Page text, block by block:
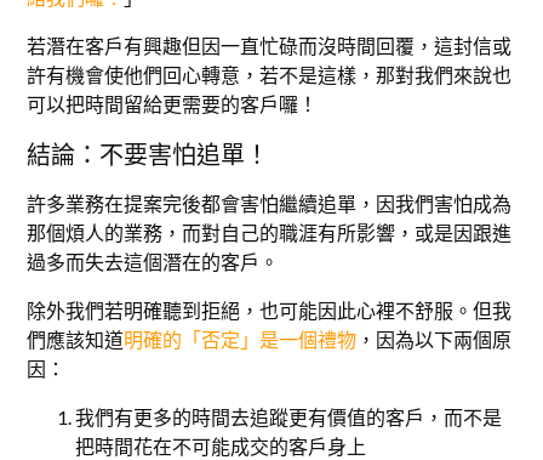
若潛在客戶有興趣但因一直忙碌而沒時間回覆，這封信或
許有機會使他們回心轉意，若不是這樣，那對我們來說也
可以把時間留給更需要的客戶囉！
結論：不要害怕追單！
許多業務在提案完後都會害怕繼續追單，因我們害怕成為
那個煩人的業務，而對自己的職涯有所影響，或是因跟進
過多而失去這個潛在的客戶。
除外我們若明確聽到拒絕，也可能因此心裡不舒服。但我
們應該知道明確的「否定」是一個禮物 ，因為以下兩個原
因：
我們有更多的時間去追蹤更有價值的客戶，而不是
把時間花在不可能成交的客戶身上